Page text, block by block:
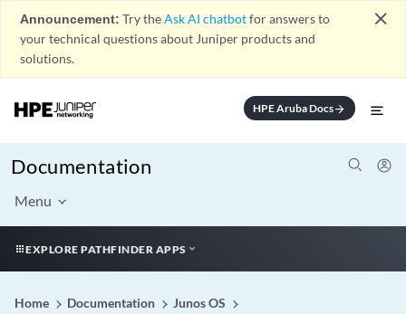
Announcement: Try theAsk AI chatbotfor answers to
your technical questions about Juniper products and
solutions.
close
HPE Aruba Docsarrow_forward
Documentation
Menu
EXPLORE PATHFINDER APPS
Home Documentation
Junos OS